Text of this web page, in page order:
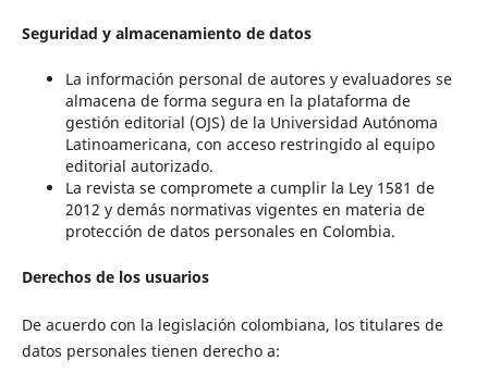
Seguridad y almacenamiento de datos
La información personal de autores y evaluadores se
almacena de forma segura en la plataforma de
gestión editorial (OJS) de la Universidad Autónoma
Latinoamericana, con acceso restringido al equipo
editorial autorizado.
La revista se compromete a cumplir la Ley 1581 de
2012 y demás normativas vigentes en materia de
protección de datos personales en Colombia.
Derechos de los usuarios
De acuerdo con la legislación colombiana, los titulares de
datos personales tienen derecho a: